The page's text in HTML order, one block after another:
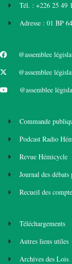
Tél. : +226 25 49
Adresse : 01 BP
@assemblee
@assemblee
@assemblee
Commande
Podcast Radio
Revue Hémicycle
Journal des
Recueil des
Téléchargements
Autres liens utiles
Archives des Lois